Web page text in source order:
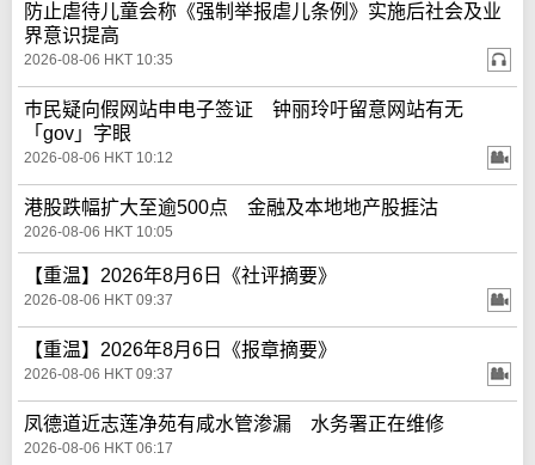
防止虐待儿童会称《强制举报虐儿条例》实施后社会及业
界意识提高
2026-08-06 HKT 10:35
巿民疑向假网站申电子签证 钟丽玲吁留意网站有无
「gov」字眼
2026-08-06 HKT 10:12
港股跌幅扩大至逾500点 金融及本地地产股捱沽
2026-08-06 HKT 10:05
【重温】2026年8月6日《社评摘要》
2026-08-06 HKT 09:37
【重温】2026年8月6日《报章摘要》
2026-08-06 HKT 09:37
凤德道近志莲净苑有咸水管渗漏 水务署正在维修
2026-08-06 HKT 06:17